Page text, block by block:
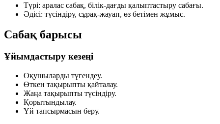
Түрі: аралас сабақ, білік-дағды қалыптастыру сабағы.
Әдісі: түсіндіру, сұрақ-жауап, өз бетімен жұмыс.
Сабақ барысы
Ұйымдастыру кезеңі
Оқушыларды түгендеу.
Өткен тақырыпты қайталау.
Жаңа тақырыпты түсіндіру.
Қорытындылау.
Үй тапсырмасын беру.